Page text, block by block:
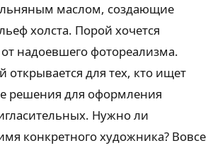
маслом, создающие
холста. Порой хочется
от надоевшего фотореализма.
открывается для тех, кто ищет
решения для оформления
Нужно ли
конкретного художника? Вовсе